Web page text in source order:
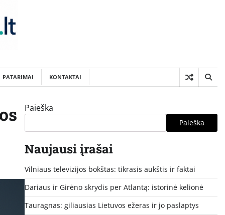
PATARIMAI KONTAKTAI
Paieška
Paieška
Naujausi įrašai
Vilniaus televizijos bokštas: tikrasis aukštis ir faktai
Dariaus ir Girėno skrydis per Atlantą: istorinė kelionė
Tauragnas: giliausias Lietuvos ežeras ir jo paslaptys